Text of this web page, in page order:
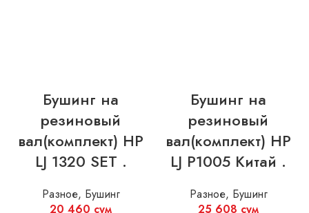
Бушинг на
резиновый
вал(комплект) HP
LJ 1320 SET .
Разное, Бушинг
20 460 сум
Бушинг на
резиновый
вал(комплект) HP
LJ P1005 Китай .
Разное, Бушинг
25 608 сум